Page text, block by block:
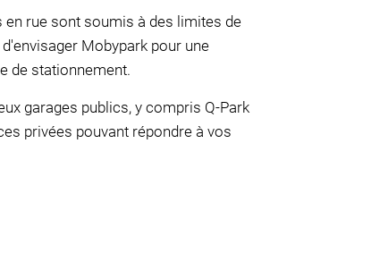
rue sont soumis à des limites de
Mobypark pour une
de stationnement.
garages publics, y compris Q-Park
privées pouvant répondre à vos